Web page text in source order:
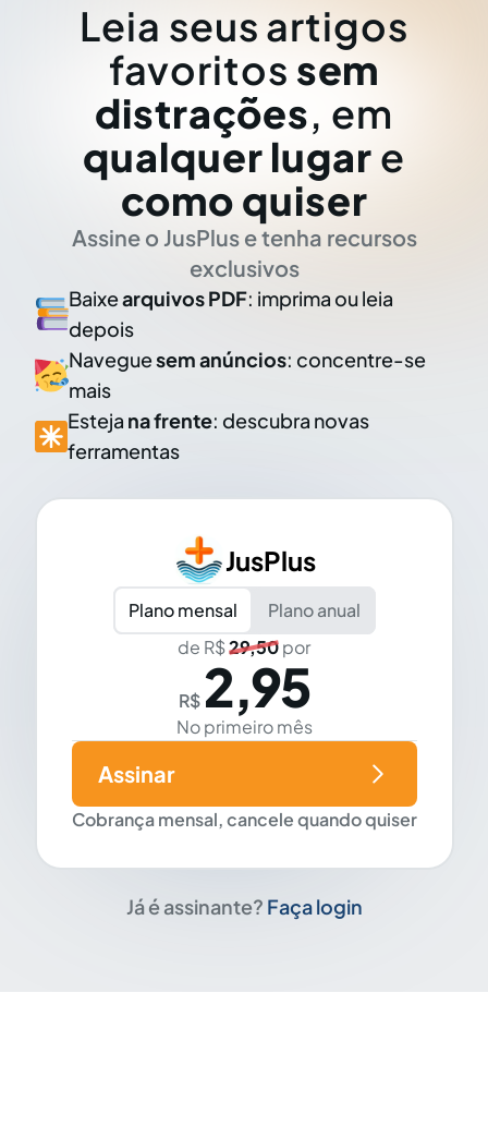
Leia seus artigos
favoritos sem
distrações, em
qualquer lugar e
como quiser
Assine o JusPlus e tenha recursos
exclusivos
Baixearquivos PDF: imprima ou leia
depois
Naveguesem anúncios: concentre-se
mais
Esteja na frente: descubra novas
ferramentas
JusPlus
Plano mensal
Plano anual
de R$29,50por
R$ 2,95
No primeiro mês
Cobrança mensal, cancele quando quiser
Assinar
Já é assinante? Faça login